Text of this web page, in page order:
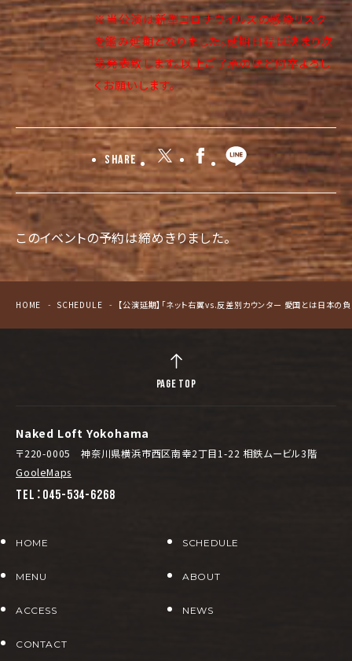
※当公演は新型コロナウイルスの感染リスク
を鑑み延期となりました。延期日程は決まり次
第発表致します。以上ご了承のほど何卒よろし
くお願いします。
Share
このイベントの予約は締めきりました。
HOME SCHEDULE 【公演延期】「ネット右翼vs.反差別カウンター 愛国とは日本の
Naked Loft Yokohama
〒220-0005 神奈川県横浜市西区南幸2丁目1-22 相鉄ムービル3階
GooleMaps
TEL：045-534-6268
HOME SCHEDULE
MENU ABOUT
ACCESS NEWS
CONTACT
PAGE TOP